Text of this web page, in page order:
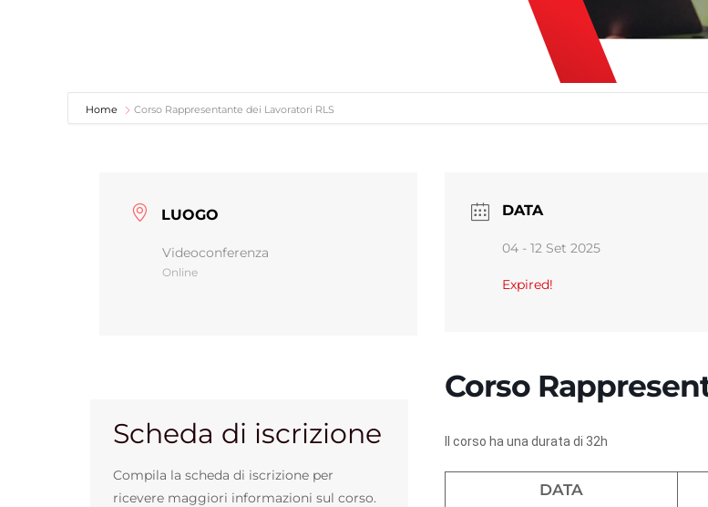
Home Corso Rappresentante dei Lavoratori RLS
LUOGO
Videoconferenza
Online
Scheda di iscrizione
Compila la scheda di iscrizione per
ricevere maggiori informazioni sul corso.
DATA
04 - 12 Set 2025
Expired!
Corso
Il corso ha una durata di 32h
DATA